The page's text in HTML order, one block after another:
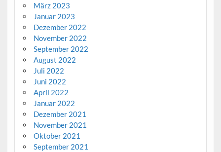
März 2023
Januar 2023
Dezember 2022
November 2022
September 2022
August 2022
Juli 2022
Juni 2022
April 2022
Januar 2022
Dezember 2021
November 2021
Oktober 2021
September 2021